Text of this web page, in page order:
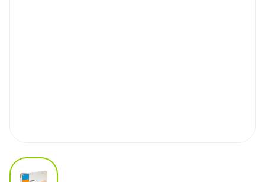
View larger image